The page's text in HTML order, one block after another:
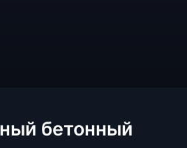
бетонный